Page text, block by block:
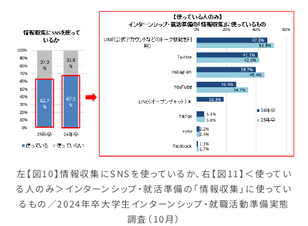
左【図10】情報収集にSNSを使っているか、右【図11】＜使ってい
る人のみ＞インターンシップ・就活準備の「情報収集」に使ってい
るもの／2024年卒大学生インターンシップ・就職活動準備実態
調査（10月）